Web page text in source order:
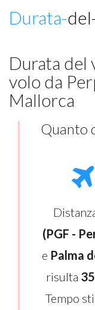
Durata-
Durata del
volo da
Mallorca
Quanto
(PGF -
e Palma
risulta
Tempo